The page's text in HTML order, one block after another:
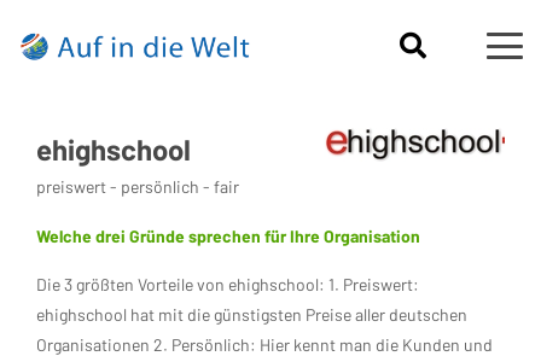
ehighschool
preiswert - persönlich - fair
Welche drei Gründe sprechen für Ihre Organisation
Die 3 größten Vorteile von ehighschool: 1. Preiswert:
ehighschool hat mit die günstigsten Preise aller deutschen
Organisationen 2. Persönlich: Hier kennt man die Kunden und